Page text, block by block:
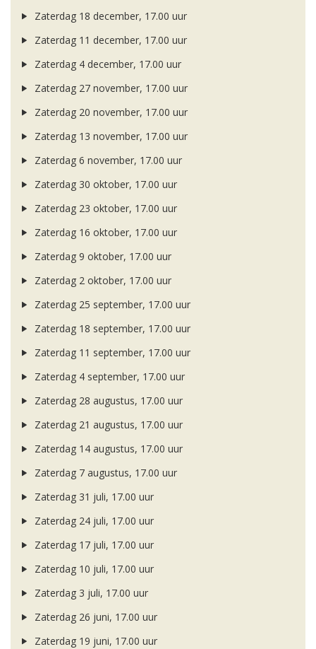
Zaterdag 18 december, 17.00 uur
Zaterdag 11 december, 17.00 uur
Zaterdag 4 december, 17.00 uur
Zaterdag 27 november, 17.00 uur
Zaterdag 20 november, 17.00 uur
Zaterdag 13 november, 17.00 uur
Zaterdag 6 november, 17.00 uur
Zaterdag 30 oktober, 17.00 uur
Zaterdag 23 oktober, 17.00 uur
Zaterdag 16 oktober, 17.00 uur
Zaterdag 9 oktober, 17.00 uur
Zaterdag 2 oktober, 17.00 uur
Zaterdag 25 september, 17.00 uur
Zaterdag 18 september, 17.00 uur
Zaterdag 11 september, 17.00 uur
Zaterdag 4 september, 17.00 uur
Zaterdag 28 augustus, 17.00 uur
Zaterdag 21 augustus, 17.00 uur
Zaterdag 14 augustus, 17.00 uur
Zaterdag 7 augustus, 17.00 uur
Zaterdag 31 juli, 17.00 uur
Zaterdag 24 juli, 17.00 uur
Zaterdag 17 juli, 17.00 uur
Zaterdag 10 juli, 17.00 uur
Zaterdag 3 juli, 17.00 uur
Zaterdag 26 juni, 17.00 uur
Zaterdag 19 juni, 17.00 uur